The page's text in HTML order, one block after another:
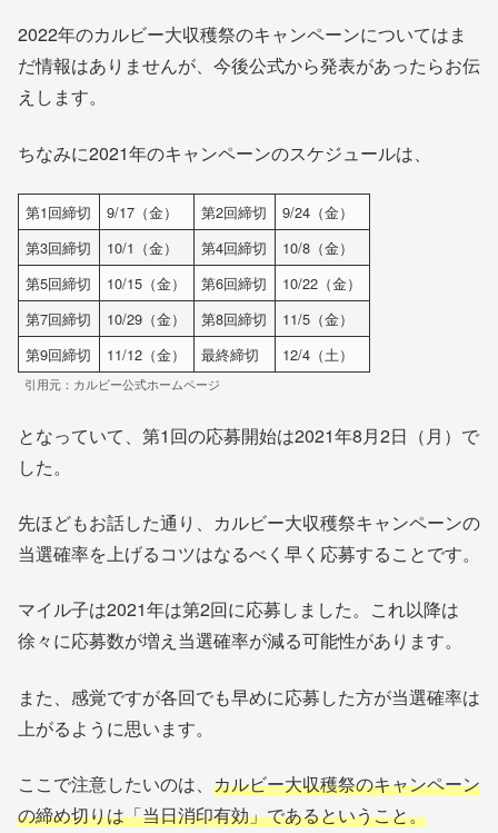
2022年のカルビー大収穫祭のキャンペーンについてはま
だ情報はありませんが、今後公式から発表があったらお伝
えします。
ちなみに2021年のキャンペーンのスケジュールは、
第1回締切 9/17（金） 第2回締切
9/24（金）
第3回締切
10/1（金） 第4回締切
10/8（金）
第5回締切
10/15（金） 第6回締切
10/22（金）
第7回締切
10/29（金） 第8回締切
11/5（金）
第9回締切
11/12（金） 最終締切 12/4（土）
引用元：カルビー公式ホームページ
となっていて、第1回の応募開始は2021年8月2日（月）で
した。
先ほどもお話した通り、カルビー大収穫祭キャンペーンの
当選確率を上げるコツはなるべく早く応募することです。
マイル子は2021年は第2回に応募しました。これ以降は
徐々に応募数が増え当選確率が減る可能性があります。
また、感覚ですが各回でも早めに応募した方が当選確率は
上がるように思います。
ここで注意したいのは、 カルビー大収穫祭のキャンペーン
の締め切りは「当日消印有効」であるということ。